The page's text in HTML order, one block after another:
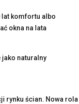
lat komfortu albo
okna na lata
jako naturalny
rynku ścian. Nowa rola